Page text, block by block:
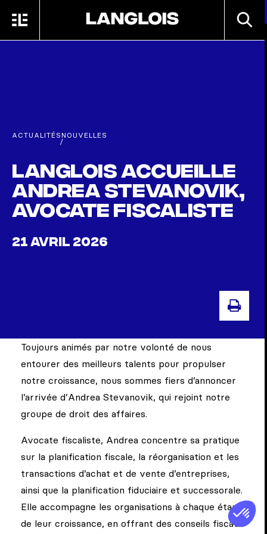
MENU
ACTUALITÉS
/
NOUVELLES
Langlois accueille
Andrea Stevanovik,
avocate fiscaliste
21 AVRIL 2026
Toujours animés par notre volonté de nous
entourer des meilleurs talents pour propulser
notre croissance, nous sommes fiers d’annoncer
l’arrivée d’Andrea Stevanovik, qui rejoint notre
groupe de droit des affaires.
Avocate fiscaliste, Andrea concentre sa pratique
sur la planification fiscale, la réorganisation et les
transactions d’achat et de vente d’entreprises,
ainsi que la planification fiduciaire et successorale.
Elle accompagne les organisations à chaque étape
de leur croissance, en offrant des conseils fiscaux